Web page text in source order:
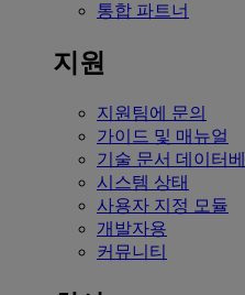
통합 파트너
지원
지원팀에 문의
가이드 및 매뉴얼
기술 문서 데이터
시스템 상태
사용자 지정 모듈
개발자용
커뮤니티